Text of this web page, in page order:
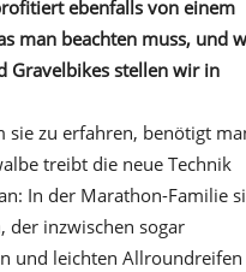
ebenfalls von einem
man beachten muss, und
Gravelbikes stellen wir in
sie zu erfahren, benötigt
treibt die neue Technik
In der Marathon-Familie
der inzwischen sogar
und leichten Allroundreifen